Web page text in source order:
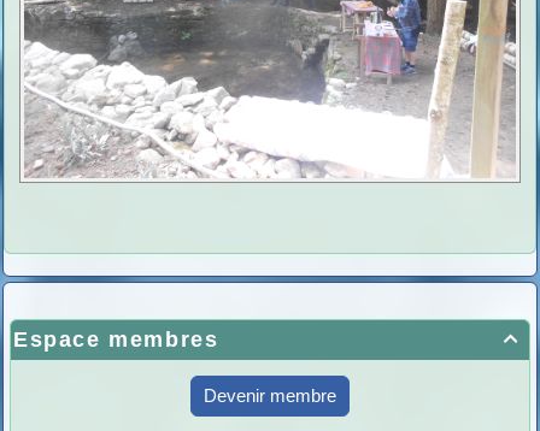

Espace membres
Devenir membre